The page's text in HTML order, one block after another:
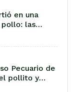
en una
las
Pecuario de
pollito y